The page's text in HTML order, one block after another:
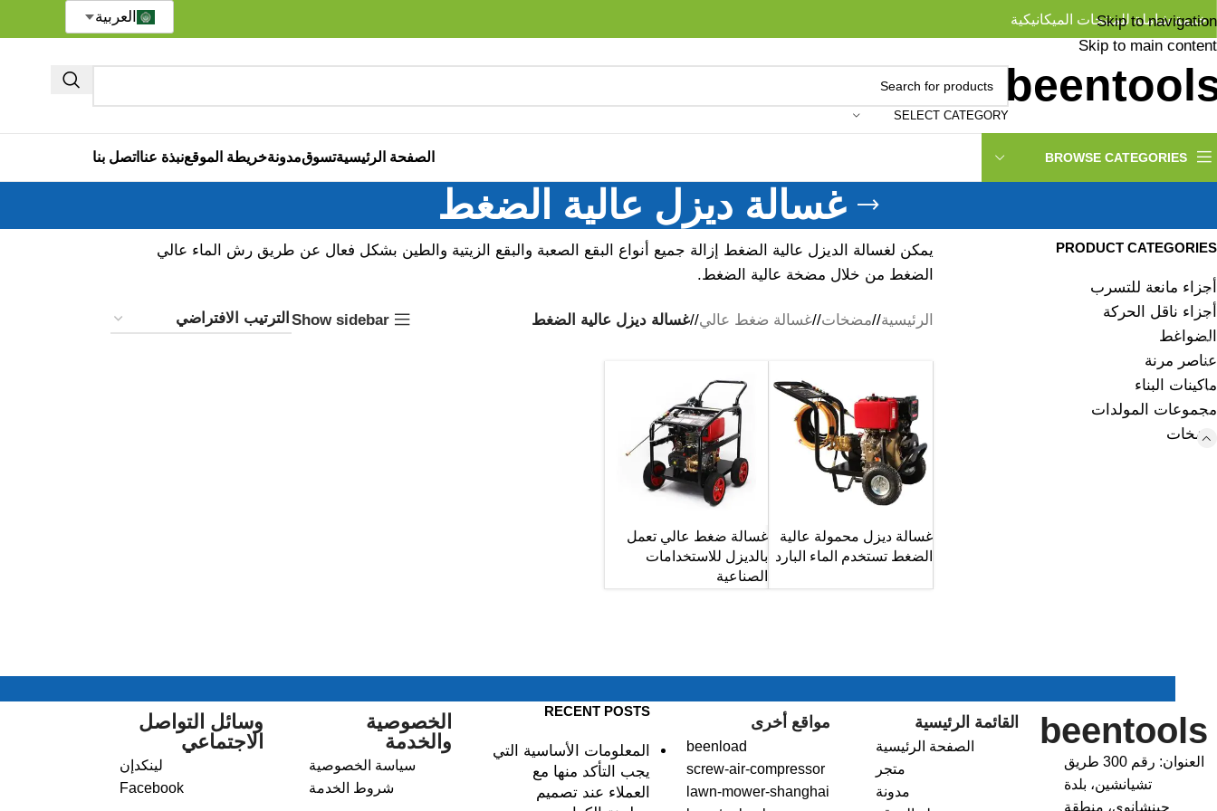
Skip to navigation
Skip to main content
خدمة شاملة للمنتجات الميكانيكية
SELECT CATEGORY
BROWSE CATEGORIES الصفحة الرئيسيةتسوقمدونةخريطة الموقعنبذة عنا اتصل بنا
العربية
غسالة ديزل عالية الضغط
PRODUCT CATEGORIES
أجزاء مانعة للتسرب
أجزاء ناقل الحركة
الضواغط
عناصر مرنة
ماكينات البناء
مجموعات المولدات
مضخات
يمكن لغسالة الديزل عالية الضغط إزالة جميع أنواع البقع الصعبة والبقع الزيتية والطين بشكل فعال عن طريق رش الماء عالي
الضغط من خلال مضخة عالية الضغط.
الرئيسية/ مضخات/ غسالة ضغط عالي/ غسالة ديزل عالية الضغط Show sidebar
غسالة ديزل محمولة عالية
الضغط تستخدم الماء البارد
غسالة ضغط عالي تعمل
بالديزل للاستخدامات
الصناعية
beentools
العنوان: رقم 300 طريق
تشيانشين، بلدة
جينشانوي، منطقة
القائمة الرئيسية
الصفحة الرئيسية
متجر
مدونة
مواقع أخرى
beenload
screw-air-compressor
lawn-mower-shanghai
RECENT POSTS
المعلومات الأساسية التي
يجب التأكد منها مع
العملاء عند تصميم
الخصوصية
والخدمة
سياسة الخصوصية
شروط الخدمة
وسائل التواصل
الاجتماعي
لينكدإن
Facebook